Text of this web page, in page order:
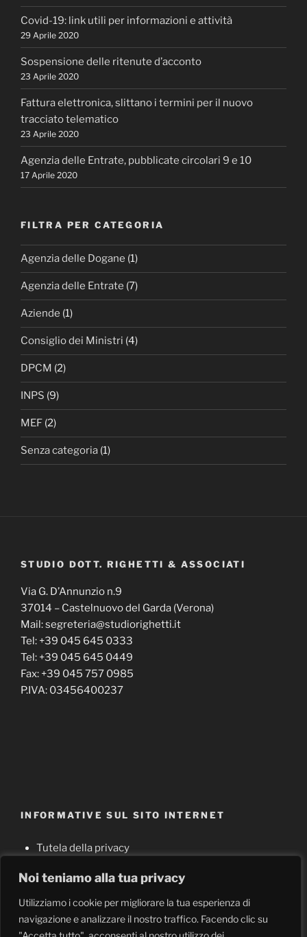
Noi teniamo alla tua privacy
Utilizziamo i cookie per migliorare la tua esperienza di
navigazione e analizzare il nostro traffico. Facendo clic su
Covid-19: link utili per informazioni e attività
29 Aprile 2020
Sospensione delle ritenute d’acconto
23 Aprile 2020
Fattura elettronica, slittano i termini per il nuovo
tracciato telematico
23 Aprile 2020
Agenzia delle Entrate, pubblicate circolari 9 e 10
17 Aprile 2020
FILTRA PER CATEGORIA
Agenzia delle Dogane (1)
Agenzia delle Entrate (7)
Aziende (1)
Consiglio dei Ministri (4)
DPCM (2)
INPS (9)
MEF (2)
Senza categoria (1)
STUDIO DOTT. RIGHETTI & ASSOCIATI
Via G. D’Annunzio n.9
37014 – Castelnuovo del Garda (Verona)
Mail: segreteria@studiorighetti.it
Tel: +39 045 645 0333
Tel: +39 045 645 0449
Fax: +39 045 757 0985
P.IVA: 03456400237
INFORMATIVE SUL SITO INTERNET
Tutela della privacy
Cookie policy
Note legali